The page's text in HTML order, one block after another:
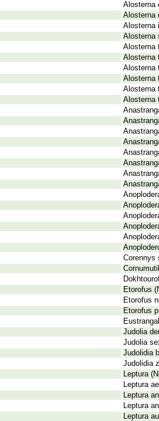
Alosterna
Alosterna
Alosterna
Alosterna
Alosterna
Alosterna
Alosterna
Alosterna
Alosterna
Alosterna
Corennys
Etorofus
Etorofus
Etorofus
Judolia
Judolia
Judolidia
Judolidia
Leptura
Leptura
Leptura
Leptura
Leptura